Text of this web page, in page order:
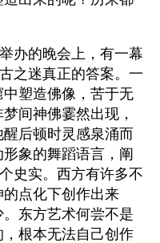
办的晚会上，有一幕
之迷真正的答案。一
塑造佛像，苦于无
间神佛霎然出现，
后顿时灵感泉涌而
象的舞蹈语言，阐
史实。西方有许多不
点化下创作出来
东方艺术何尝不是
根本无法自己创作